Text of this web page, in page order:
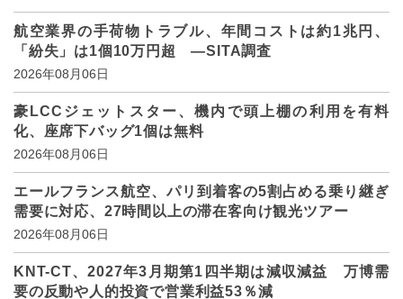
航空業界の手荷物トラブル、年間コストは約1兆円、
「紛失」は1個10万円超 ―SITA調査
2026年08月06日
豪LCCジェットスター、機内で頭上棚の利用を有料
化、座席下バッグ1個は無料
2026年08月06日
エールフランス航空、パリ到着客の5割占める乗り継ぎ
需要に対応、27時間以上の滞在客向け観光ツアー
2026年08月06日
KNT-CT、2027年3月期第1四半期は減収減益 万博需
要の反動や人的投資で営業利益53％減